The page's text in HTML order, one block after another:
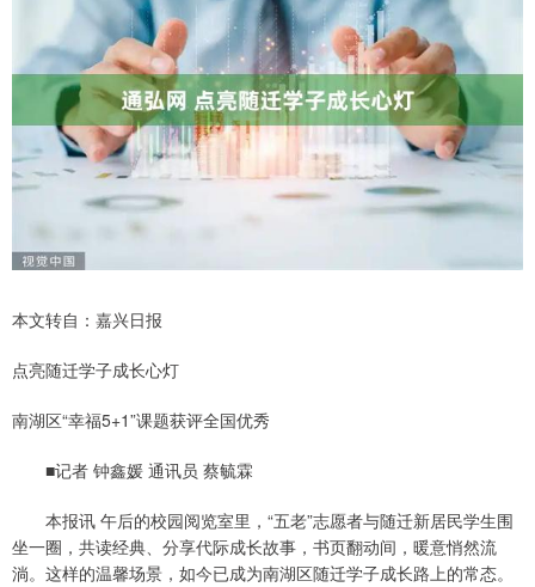
本文转自：嘉兴日报
点亮随迁学子成长心灯
南湖区“幸福5+1”课题获评全国优秀
■记者 钟鑫媛 通讯员 蔡毓霖
本报讯 午后的校园阅览室里，“五老”志愿者与随迁新居民学生围
坐一圈，共读经典、分享代际成长故事，书页翻动间，暖意悄然流
淌。这样的温馨场景，如今已成为南湖区随迁学子成长路上的常态。